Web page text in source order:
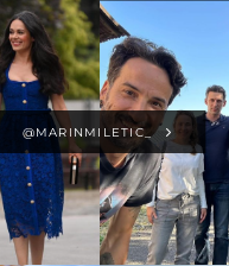
@MARINMILETIC_